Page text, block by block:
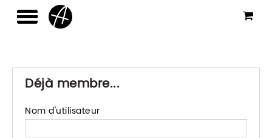
Déjà membre...
Nom d'utilisateur